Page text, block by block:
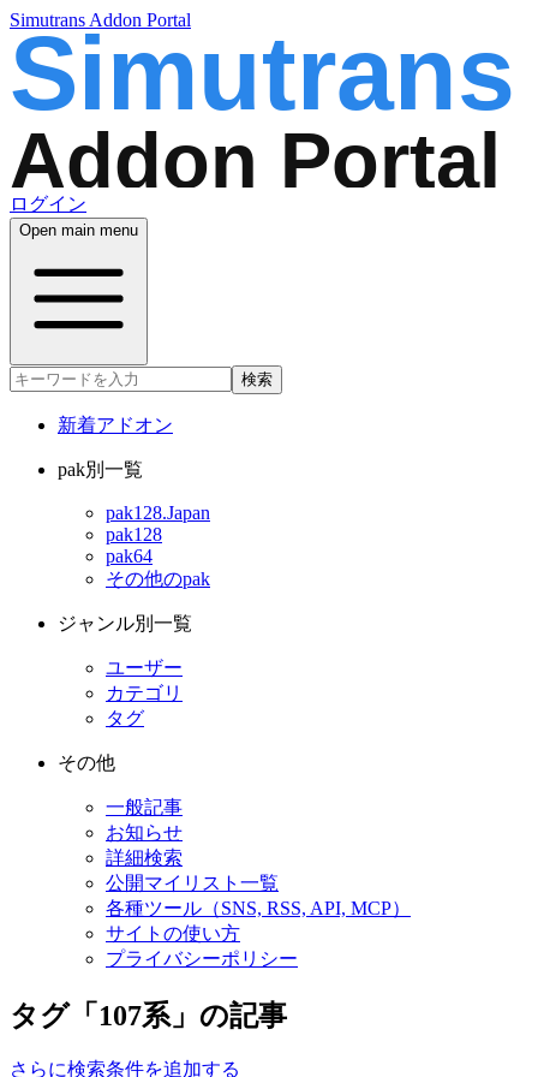
Simutrans Addon Portal
ログイン
Open main menu
検索
新着アドオン
pak別一覧
pak128.Japan
pak128
pak64
その他のpak
ジャンル別一覧
ユーザー
カテゴリ
タグ
その他
一般記事
お知らせ
詳細検索
公開マイリスト一覧
各種ツール（SNS, RSS, API, MCP）
サイトの使い方
プライバシーポリシー
タグ「107系」の記事
さらに検索条件を追加する